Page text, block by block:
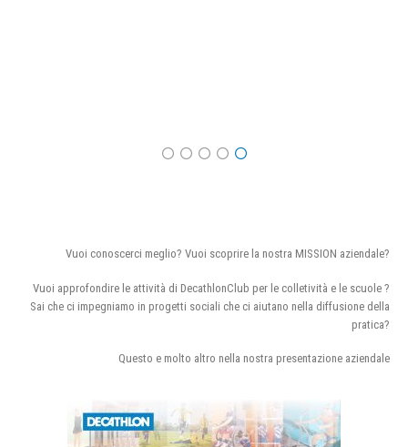
Vuoi conoscerci meglio? Vuoi scoprire la nostra MISSION aziendale?
Vuoi approfondire le attività di DecathlonClub per le colletività e le scuole ?
Sai che ci impegniamo in progetti sociali che ci aiutano nella diffusione della
pratica?
Questo e molto altro nella nostra presentazione aziendale